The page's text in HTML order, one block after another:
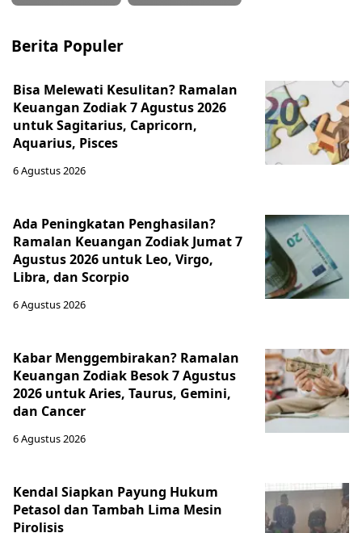
Berita Populer
Bisa Melewati Kesulitan? Ramalan
Keuangan Zodiak 7 Agustus 2026
untuk Sagitarius, Capricorn,
Aquarius, Pisces
6 Agustus 2026
Ada Peningkatan Penghasilan?
Ramalan Keuangan Zodiak Jumat 7
Agustus 2026 untuk Leo, Virgo,
Libra, dan Scorpio
6 Agustus 2026
Kabar Menggembirakan? Ramalan
Keuangan Zodiak Besok 7 Agustus
2026 untuk Aries, Taurus, Gemini,
dan Cancer
6 Agustus 2026
Kendal Siapkan Payung Hukum
Petasol dan Tambah Lima Mesin
Pirolisis